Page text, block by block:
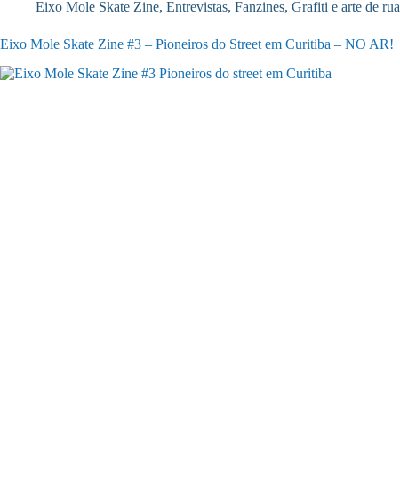
Eixo Mole Skate Zine, Entrevistas, Fanzines, Grafiti e arte de rua
Eixo Mole Skate Zine #3 – Pioneiros do Street em Curitiba – NO AR!